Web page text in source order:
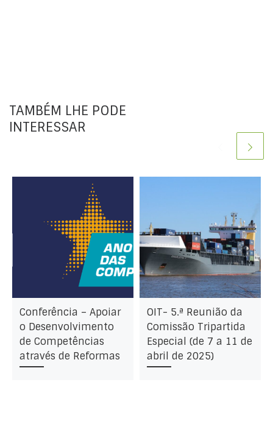
TAMBÉM LHE PODE
INTERESSAR
Conferência – Apoiar
o Desenvolvimento
de Competências
através de Reformas
OIT- 5.ª Reunião da
Comissão Tripartida
Especial (de 7 a 11 de
abril de 2025)